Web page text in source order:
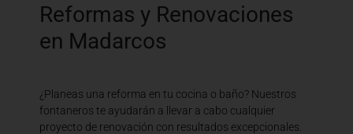
Reformas y Renovaciones
en Madarcos
¿Planeas una reforma en tu cocina o baño? Nuestros
fontaneros te ayudarán a llevar a cabo cualquier
proyecto de renovación con resultados excepcionales.